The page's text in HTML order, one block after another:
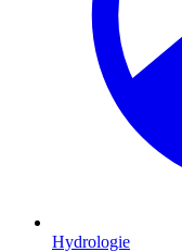
Hydrologie